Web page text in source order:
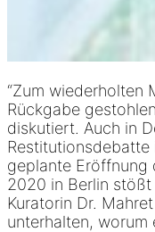
“Zum wiederholten
Rückgabe
diskutiert. Auch in
Restitutionsdebatte
geplante Eröffnung
2020 in Berlin stößt
Kuratorin Dr.
unterhalten,